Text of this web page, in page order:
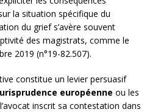
la situation spécifique du
du grief s’avère souvent
des magistrats, comme le
2019 (n°19-82.507).
constitue un levier persuasif
européenne ou les
inscrit sa contestation dans